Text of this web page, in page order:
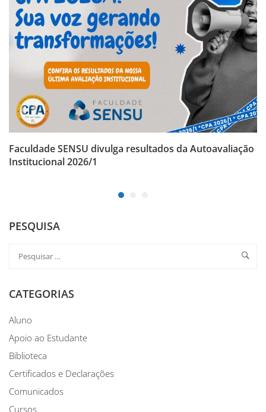
Faculdade SENSU divulga resultados da Autoavaliação
Institucional 2026/1
PESQUISA
CATEGORIAS
Aluno
Apoio ao Estudante
Biblioteca
Certificados e Declarações
Comunicados
Cursos